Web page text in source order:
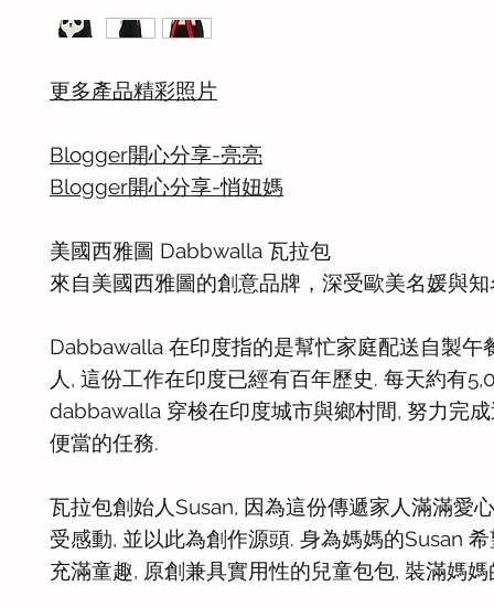
更多產品精彩照片
Blogger開心分享-亮亮
Blogger開心分享-悄妞媽
美國西雅圖 Dabbwalla 瓦拉包
來自美國西雅圖的創意品牌，深受歐美名媛與
Dabbawalla 在印度指的是幫忙家庭配送自製午
人, 這份工作在印度已經有百年歷史. 每天約有
dabbawalla 穿梭在印度城市與鄉村間, 努力完
便當的任務.
瓦拉包創始人Susan, 因為這份傳遞家人滿滿愛
受感動, 並以此為創作源頭. 身為媽媽的Susan
充滿童趣, 原創兼具實用性的兒童包包, 裝滿媽媽